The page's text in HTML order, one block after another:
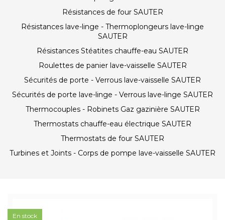
Résistances de four SAUTER
Résistances lave-linge - Thermoplongeurs lave-linge
SAUTER
Résistances Stéatites chauffe-eau SAUTER
Roulettes de panier lave-vaisselle SAUTER
Sécurités de porte - Verrous lave-vaisselle SAUTER
Sécurités de porte lave-linge - Verrous lave-linge SAUTER
Thermocouples - Robinets Gaz gazinière SAUTER
Thermostats chauffe-eau électrique SAUTER
Thermostats de four SAUTER
Turbines et Joints - Corps de pompe lave-vaisselle SAUTER
En stock